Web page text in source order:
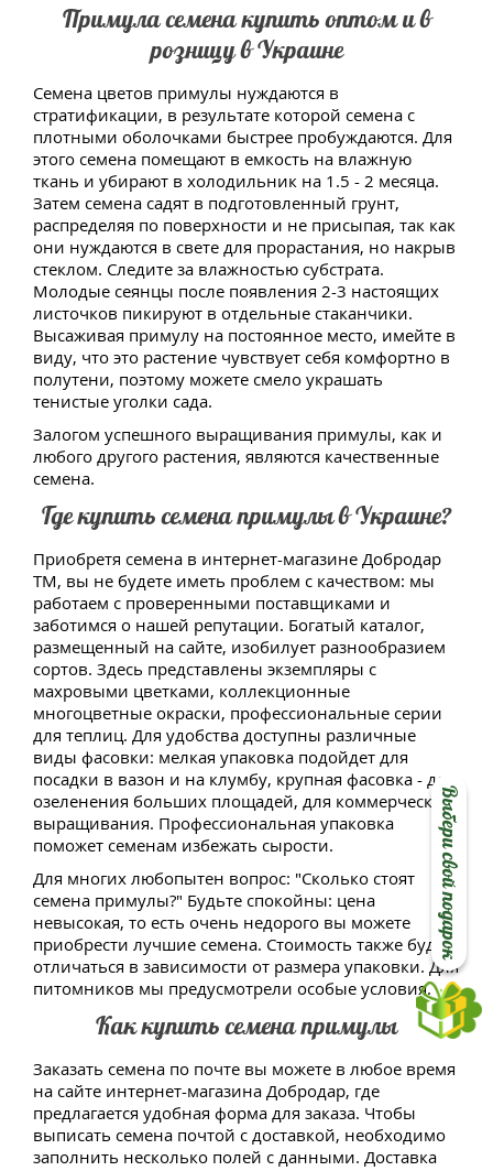
Выбери свой подарок
Примула семена купить оптом и в
розницу в Украине
Семена цветов примулы нуждаются в
стратификации, в результате которой семена с
плотными оболочками быстрее пробуждаются. Для
этого семена помещают в емкость на влажную
ткань и убирают в холодильник на 1.5 - 2 месяца.
Затем семена садят в подготовленный грунт,
распределяя по поверхности и не присыпая, так как
они нуждаются в свете для прорастания, но накрыв
стеклом. Следите за влажностью субстрата.
Молодые сеянцы после появления 2-3 настоящих
листочков пикируют в отдельные стаканчики.
Высаживая примулу на постоянное место, имейте в
виду, что это растение чувствует себя комфортно в
полутени, поэтому можете смело украшать
тенистые уголки сада.
Залогом успешного выращивания примулы, как и
любого другого растения, являются качественные
семена.
Где купить семена примулы в Украине?
Приобретя семена в интернет-магазине Добродар
ТМ, вы не будете иметь проблем с качеством: мы
работаем с проверенными поставщиками и
заботимся о нашей репутации. Богатый каталог,
размещенный на сайте, изобилует разнообразием
сортов. Здесь представлены экземпляры с
махровыми цветками, коллекционные
многоцветные окраски, профессиональные серии
для теплиц. Для удобства доступны различные
виды фасовки: мелкая упаковка подойдет для
посадки в вазон и на клумбу, крупная фасовка - для
озеленения больших площадей, для коммерческого
выращивания. Профессиональная упаковка
поможет семенам избежать сырости.
Для многих любопытен вопрос: "Сколько стоят
семена примулы?" Будьте спокойны: цена
невысокая, то есть очень недорого вы можете
приобрести лучшие семена. Стоимость также будет
отличаться в зависимости от размера упаковки. Для
питомников мы предусмотрели особые условия.
Как купить семена примулы
Заказать семена по почте вы можете в любое время
на сайте интернет-магазина Добродар, где
предлагается удобная форма для заказа. Чтобы
выписать семена почтой с доставкой, необходимо
заполнить несколько полей с данными. Доставка